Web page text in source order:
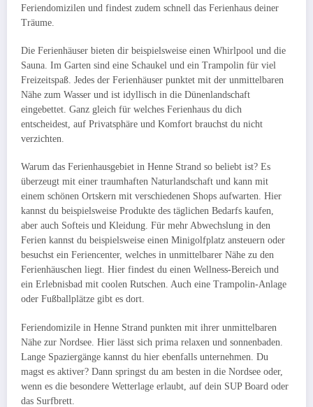
Feriendomizilen und findest zudem schnell das Ferienhaus deiner
Träume.
Die Ferienhäuser bieten dir beispielsweise einen Whirlpool und die
Sauna. Im Garten sind eine Schaukel und ein Trampolin für viel
Freizeitspaß. Jedes der Ferienhäuser punktet mit der unmittelbaren
Nähe zum Wasser und ist idyllisch in die Dünenlandschaft
eingebettet. Ganz gleich für welches Ferienhaus du dich
entscheidest, auf Privatsphäre und Komfort brauchst du nicht
verzichten.
Warum das Ferienhausgebiet in Henne Strand so beliebt ist? Es
überzeugt mit einer traumhaften Naturlandschaft und kann mit
einem schönen Ortskern mit verschiedenen Shops aufwarten. Hier
kannst du beispielsweise Produkte des täglichen Bedarfs kaufen,
aber auch Softeis und Kleidung. Für mehr Abwechslung in den
Ferien kannst du beispielsweise einen Minigolfplatz ansteuern oder
besuchst ein Feriencenter, welches in unmittelbarer Nähe zu den
Ferienhäuschen liegt. Hier findest du einen Wellness-Bereich und
ein Erlebnisbad mit coolen Rutschen. Auch eine Trampolin-Anlage
oder Fußballplätze gibt es dort.
Feriendomizile in Henne Strand punkten mit ihrer unmittelbaren
Nähe zur Nordsee. Hier lässt sich prima relaxen und sonnenbaden.
Lange Spaziergänge kannst du hier ebenfalls unternehmen. Du
magst es aktiver? Dann springst du am besten in die Nordsee oder,
wenn es die besondere Wetterlage erlaubt, auf dein SUP Board oder
das Surfbrett.